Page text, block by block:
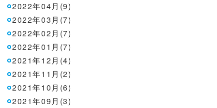
2022年04月(9)
2022年03月(7)
2022年02月(7)
2022年01月(7)
2021年12月(4)
2021年11月(2)
2021年10月(6)
2021年09月(3)